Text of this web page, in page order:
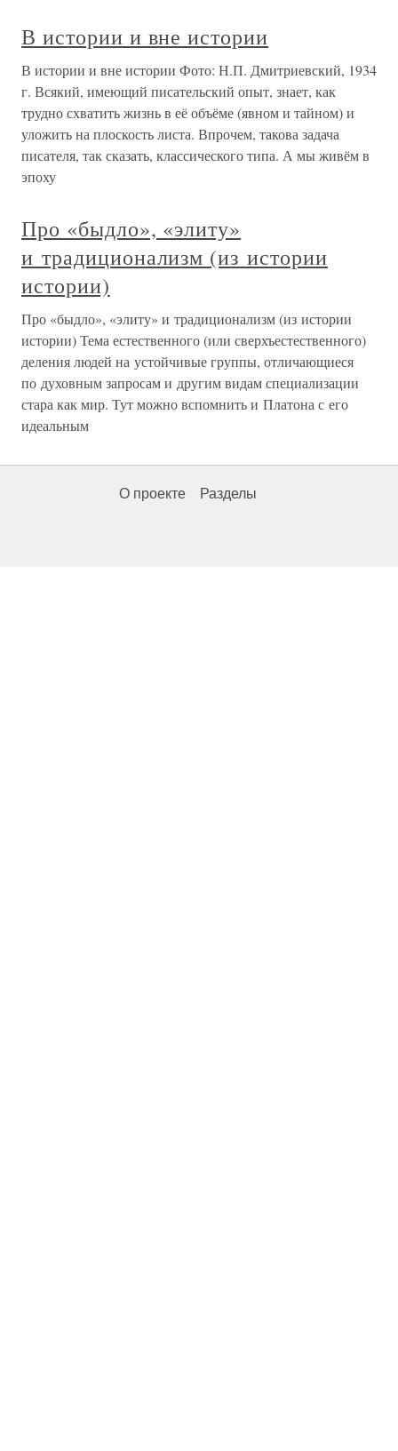
В истории и вне истории
В истории и вне истории Фото: Н.П. Дмитриевский, 1934
г. Всякий, имеющий писательский опыт, знает, как
трудно схватить жизнь в её объёме (явном и тайном) и
уложить на плоскость листа. Впрочем, такова задача
писателя, так сказать, классического типа. А мы живём в
эпоху
Про «быдло», «элиту»
и традиционализм (из истории
истории)
Про «быдло», «элиту» и традиционализм (из истории
истории) Тема естественного (или сверхъестественного)
деления людей на устойчивые группы, отличающиеся
по духовным запросам и другим видам специализации
стара как мир. Тут можно вспомнить и Платона с его
идеальным
О проекте Разделы